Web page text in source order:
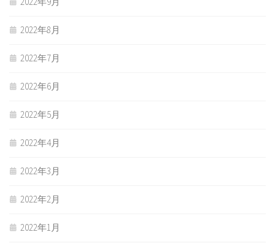
2022年8月
2022年7月
2022年6月
2022年5月
2022年4月
2022年3月
2022年2月
2022年1月